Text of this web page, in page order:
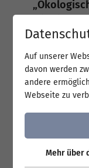
Betriebe
Mit dieser
Auf unserer
davon werden
andere
Webseite zu
Mehr über